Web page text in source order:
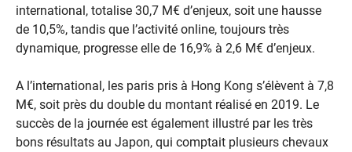
international, totalise 30,7 M€ d’enjeux, soit une hausse
de 10,5%, tandis que l’activité online, toujours très
dynamique, progresse elle de 16,9% à 2,6 M€ d’enjeux.
A l’international, les paris pris à Hong Kong s’élèvent à 7,8
M€, soit près du double du montant réalisé en 2019. Le
succès de la journée est également illustré par les très
bons résultats au Japon, qui comptait plusieurs chevaux